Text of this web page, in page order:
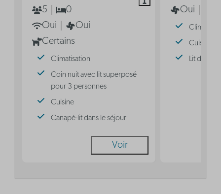
5
0
Oui
Oui
Certains
Climatisation
Coin nuit avec lit superposé
pour 3 personnes
Cuisine
Canapé-lit dans le séjour
Voir
Oui
Cuisine
Lit double